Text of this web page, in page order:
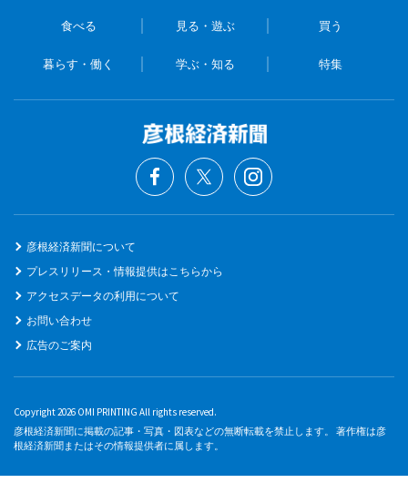
食べる 見る・遊ぶ 買う
暮らす・働く 学ぶ・知る 特集
彦根経済新聞について
プレスリリース・情報提供はこちらから
アクセスデータの利用について
お問い合わせ
広告のご案内
Copyright 2026 OMI PRINTING All rights reserved.
彦根経済新聞に掲載の記事・写真・図表などの無断転載を禁止します。 著作権は彦
根経済新聞またはその情報提供者に属します。